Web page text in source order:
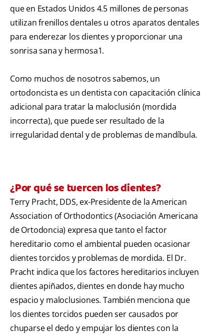
que en Estados Unidos 4.5 millones de personas
utilizan frenillos dentales u otros aparatos dentales
para enderezar los dientes y proporcionar una
sonrisa sana y hermosa1.
Como muchos de nosotros sabemos, un
ortodoncista es un dentista con capacitación clínica
adicional para tratar la maloclusión (mordida
incorrecta), que puede ser resultado de la
irregularidad dental y de problemas de mandíbula.
¿Por qué se tuercen los dientes?
Terry Pracht, DDS, ex-Presidente de la American
Association of Orthodontics (Asociación Americana
de Ortodoncia) expresa que tanto el factor
hereditario como el ambiental pueden ocasionar
dientes torcidos y problemas de mordida. El Dr.
Pracht indica que los factores hereditarios incluyen
dientes apiñados, dientes en donde hay mucho
espacio y maloclusiones. También menciona que
los dientes torcidos pueden ser causados por
chuparse el dedo y empujar los dientes con la